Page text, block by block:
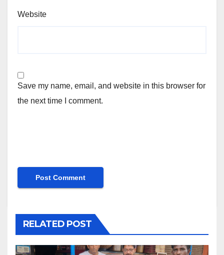
Website
Save my name, email, and website in this browser for
the next time I comment.
RELATED POST